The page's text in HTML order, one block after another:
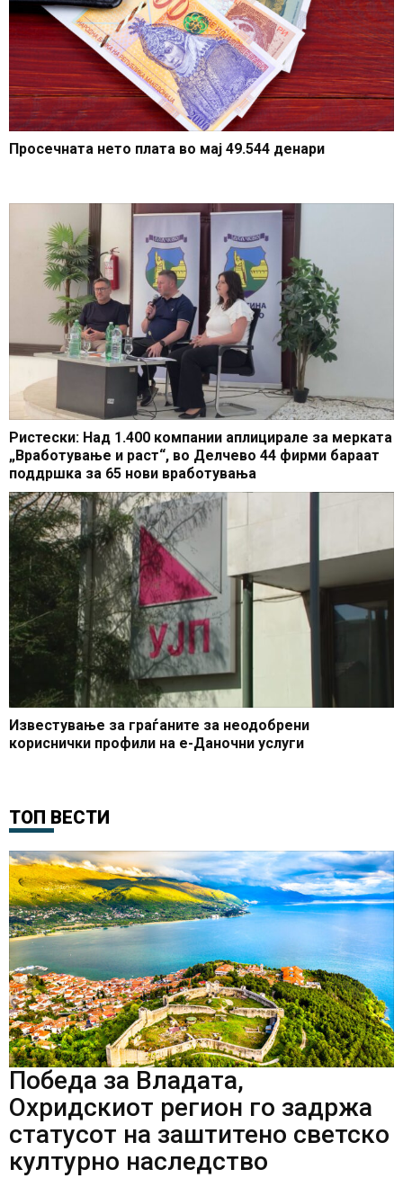
Просечната нето плата во мај 49.544 денари
Ристески: Над 1.400 компании аплицирале за мерката
„Вработување и раст“, во Делчево 44 фирми бараат
поддршка за 65 нови вработувања
Известување за граѓаните за неодобрени
кориснички профили на е-Даночни услуги
ТОП ВЕСТИ
Победа за Владата,
Охридскиот регион го задржа
статусот на заштитено светско
културно наследство